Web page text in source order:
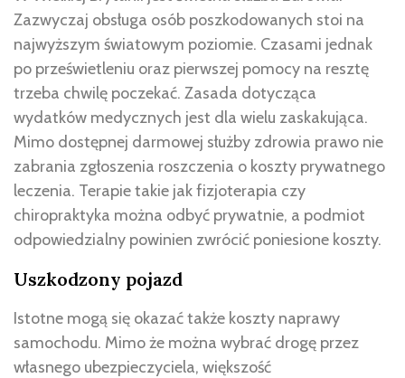
Zazwyczaj obsługa osób poszkodowanych stoi na
najwyższym światowym poziomie. Czasami jednak
po prześwietleniu oraz pierwszej pomocy na resztę
trzeba chwilę poczekać. Zasada dotycząca
wydatków medycznych jest dla wielu zaskakująca.
Mimo dostępnej darmowej służby zdrowia prawo nie
zabrania zgłoszenia roszczenia o koszty prywatnego
leczenia. Terapie takie jak fizjoterapia czy
chiropraktyka można odbyć prywatnie, a podmiot
odpowiedzialny powinien zwrócić poniesione koszty.
Uszkodzony pojazd
Istotne mogą się okazać także koszty naprawy
samochodu. Mimo że można wybrać drogę przez
własnego ubezpieczyciela, większość